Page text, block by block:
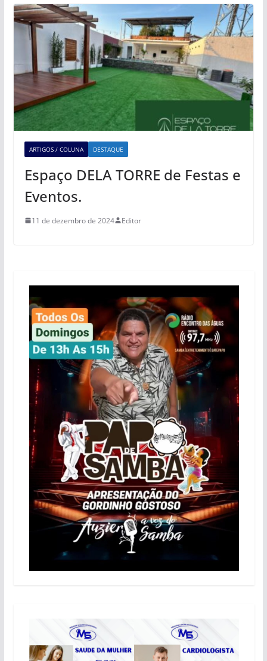
ARTIGOS / COLUNA DESTAQUE
Espaço DELA TORRE de Festas e
Eventos.
11 de dezembro de 2024 Editor